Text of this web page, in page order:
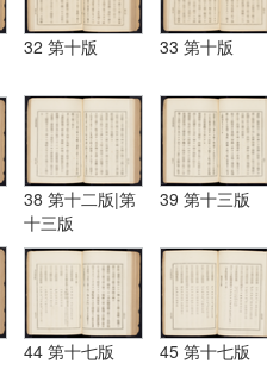
32 第十版 33 第十版
38 第十二版|第
十三版
39 第十三版
44 第十七版 45 第十七版